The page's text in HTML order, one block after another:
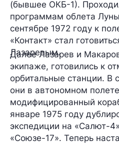
(бывшее ОКБ-1).
программам облета
сентябре 1972 году к
«Контакт» стал
Лазаревым.
Далее Лазарев и
экипаже, готовились к
орбитальные станции. В
они в автономном
модифицированный
январе 1975 году
экспедиции на «Салют-
«Союзе-17». Теперь